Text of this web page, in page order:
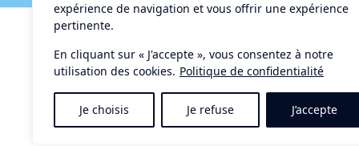
expérience de navigation et vous offrir une expérience
pertinente.
En cliquant sur « J'accepte », vous consentez à notre
utilisation des cookies. Politique de confidentialité
Je choisis Je refuse J’accepte
Centre d'Accueil et de Restauration le Taurus
15, rue de la Méditerranée - 34140 MEZE
Tél. : 04-67-18-34-34
Contact :letaurus@ville-meze.fr